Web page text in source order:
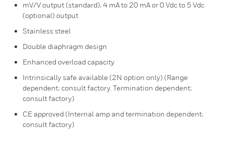
mV/V output (standard); 4 mA to 20 mA or 0 Vdc to 5 Vdc
(optional) output
Stainless steel
Double diaphragm design
Enhanced overload capacity
Intrinsically safe available (2N option only) (Range
dependent; consult factory. Termination dependent;
consult factory)
CE approved (Internal amp and termination dependent;
consult factory)